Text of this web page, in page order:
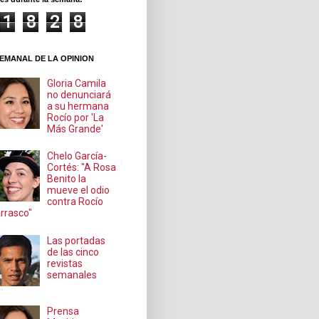
1 8 2
8
DE LA OPINION
Gloria Camila
no denunciará
a su hermana
Rocío por 'La
Más Grande'
Chelo García-
Cortés: "A Rosa
Benito la
mueve el odio
contra Rocío
Las portadas
de las cinco
revistas
semanales
Prensa